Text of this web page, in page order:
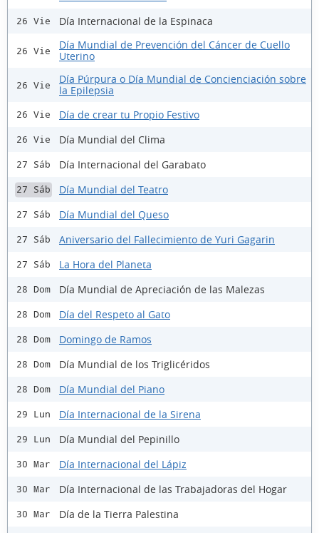
26 Vie Día Internacional de la Espinaca
26 Vie
Día Mundial de Prevención del Cáncer de Cuello
Uterino
26 Vie
Día Púrpura o Día Mundial de Concienciación sobre
la Epilepsia
26 Vie Día de crear tu Propio Festivo
26 Vie Día Mundial del Clima
27 Sáb Día Internacional del Garabato
27 Sáb Día Mundial del Teatro
27 Sáb Día Mundial del Queso
27 Sáb Aniversario del Fallecimiento de Yuri Gagarin
27 Sáb La Hora del Planeta
28 Dom Día Mundial de Apreciación de las Malezas
28 Dom Día del Respeto al Gato
28 Dom Domingo de Ramos
28 Dom Día Mundial de los Triglicéridos
28 Dom Día Mundial del Piano
29 Lun Día Internacional de la Sirena
29 Lun Día Mundial del Pepinillo
30 Mar Día Internacional del Lápiz
30 Mar Día Internacional de las Trabajadoras del Hogar
30 Mar
Día de la Tierra Palestina